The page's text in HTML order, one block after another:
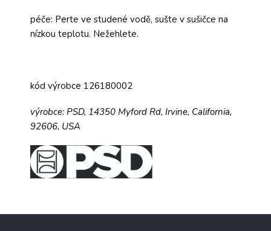
péče: Perte ve studené vodě, sušte v sušičce na
nízkou teplotu. Nežehlete.
kód výrobce 126180002
výrobce: PSD, 14350 Myford Rd, Irvine, California,
92606, USA